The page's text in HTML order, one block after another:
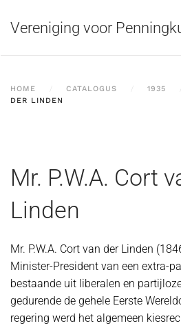
Skip to main content
Vereniging voor
HOME CATALOGUS 1935
DER LINDEN
Mr. P.W.A. Cort
Linden
Mr. P.W.A. Cort van der Linden
Minister-President van een extra-
bestaande uit liberalen en
gedurende de gehele Eerste
regering werd het algemeen